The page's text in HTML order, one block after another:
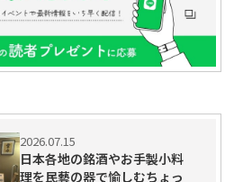
2026.07.15
日本各地の銘酒やお手製小料
理を民藝の器で愉しむちょっ